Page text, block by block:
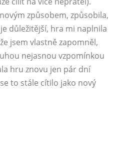
způsobem, způsobila,
důležitější, hra mi naplnila
jsem vlastně zapomněl,
nejasnou vzpomínkou
hru znovu jen pár dní
to stále cítilo jako nový